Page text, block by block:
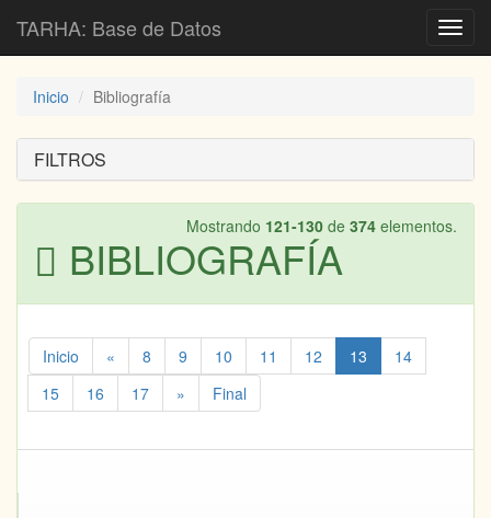
TARHA: Base de Datos
Inicio Bibliografía
FILTROS
Mostrando 121-130 de 374 elementos.
BIBLIOGRAFÍA
Inicio « 8 9 10 11 12 13
14
15
16 17 » Final